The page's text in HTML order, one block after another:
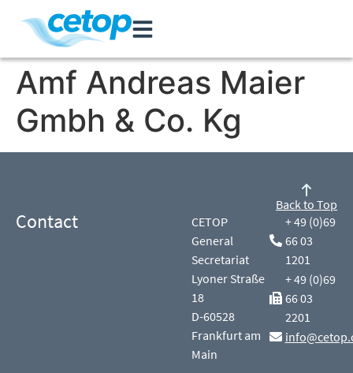
Amf Andreas Maier
Gmbh & Co. Kg
Contact
CETOP
General
Secretariat
Lyoner Straße
18
D-60528
Frankfurt am
Main
+ 49 (0)69
66 03
1201
+ 49 (0)69
66 03
2201
Back to Top